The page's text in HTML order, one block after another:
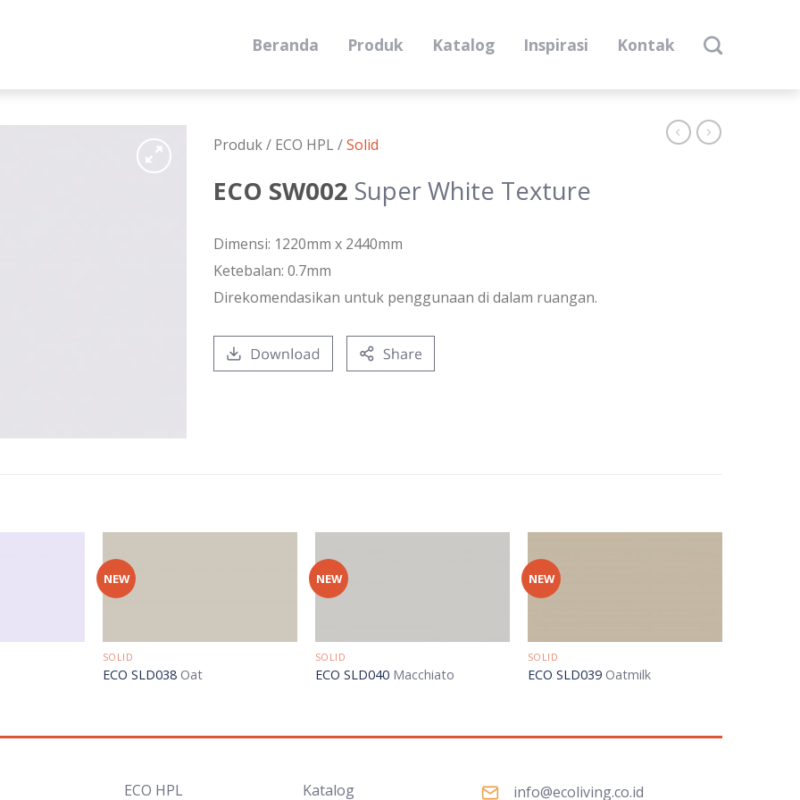
Beranda Produk Katalog Inspirasi Kontak
Produk / ECO HPL /Solid
ECO SW002 Super White Texture
Dimensi: 1220mm x 2440mm
Ketebalan: 0.7mm
Direkomendasikan untuk penggunaan di dalam ruangan.
NEW
SOLID
ECO SLD038 Oat
NEW
SOLID
ECO SLD040 Macchiato
NEW
SOLID
ECO SLD039 Oatmilk
ECO HPL Katalog info@ecoliving.co.id